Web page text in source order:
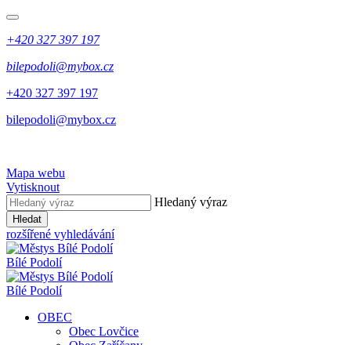
+420 327 397 197
bilepodoli@mybox.cz
+420 327 397 197
bilepodoli@mybox.cz
Mapa webu
Vytisknout
Hledaný výraz
Hledat
rozšířené vyhledávání
Bílé Podolí
Bílé Podolí
OBEC
Obec Lovčice